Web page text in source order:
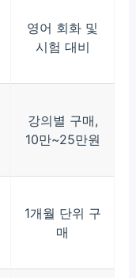
영어 회화 및
시험 대비
강의별 구매,
10만~25만원
1개월 단위 구
매